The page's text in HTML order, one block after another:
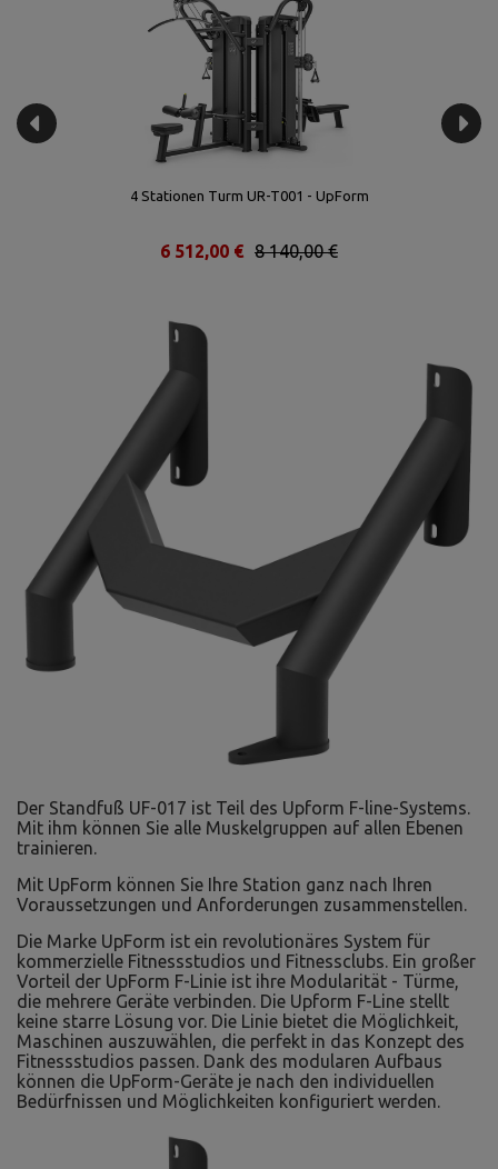
4 Stationen Turm UR-T001 - UpForm
8 140,00 €
6 512,00 €
Der Standfuß UF-017 ist Teil des Upform F-line-Systems.
Mit ihm können Sie alle Muskelgruppen auf allen Ebenen
trainieren.
Mit UpForm können Sie Ihre Station ganz nach Ihren
Voraussetzungen und Anforderungen zusammenstellen.
Die Marke UpForm ist ein revolutionäres System für
kommerzielle Fitnessstudios und Fitnessclubs. Ein großer
Vorteil der UpForm F-Linie ist ihre Modularität - Türme,
die mehrere Geräte verbinden. Die Upform F-Line stellt
keine starre Lösung vor. Die Linie bietet die Möglichkeit,
Maschinen auszuwählen, die perfekt in das Konzept des
Fitnessstudios passen. Dank des modularen Aufbaus
können die UpForm-Geräte je nach den individuellen
Bedürfnissen und Möglichkeiten konfiguriert werden.